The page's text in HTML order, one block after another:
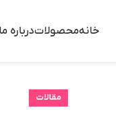
خانهمحصولاتدرباره ما
مقالات